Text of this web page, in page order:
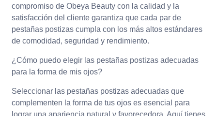
compromiso de Obeya Beauty con la calidad y la
satisfacción del cliente garantiza que cada par de
pestañas postizas cumpla con los más altos estándares
de comodidad, seguridad y rendimiento.
¿Cómo puedo elegir las pestañas postizas adecuadas
para la forma de mis ojos?
Seleccionar las pestañas postizas adecuadas que
complementen la forma de tus ojos es esencial para
lograr una apariencia natural y favorecedora. Aquí tienes